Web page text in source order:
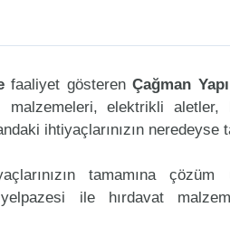
faaliyet gösterenÇağman
malzemeleri, elektrikli
ihtiyaçlarınızın neredeyse
tamamına çözüm
ile hırdavat